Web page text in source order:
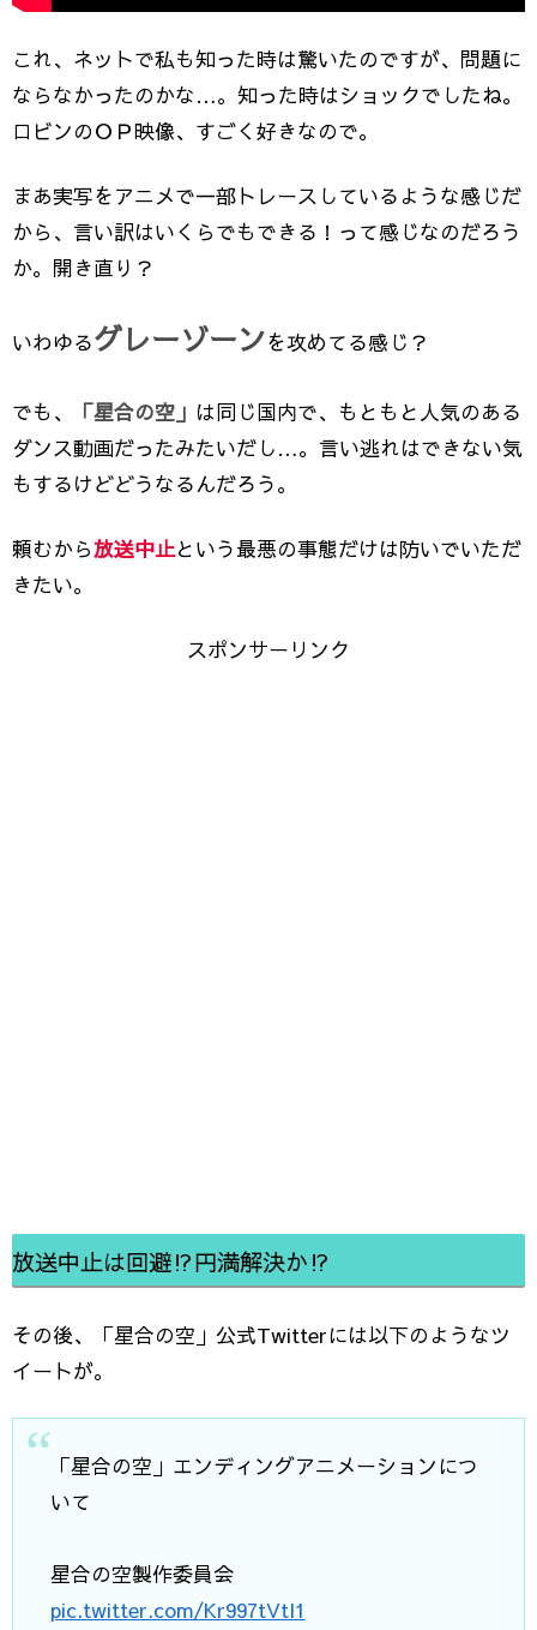
これ、ネットで私も知った時は驚いたのですが、問題に
ならなかったのかな…。知った時はショックでしたね。
ロビンのＯＰ映像、すごく好きなので。
まあ実写をアニメで一部トレースしているような感じだ
から、言い訳はいくらでもできる！って感じなのだろう
か。開き直り？
いわゆるグレーゾーンを攻めてる感じ？
でも、 「星合の空」 は同じ国内で、もともと人気のある
ダンス動画だったみたいだし…。言い逃れはできない気
もするけどどうなるんだろう。
頼むから放送中止という最悪の事態だけは防いでいただ
きたい。
スポンサーリンク
放送中止は回避⁉円満解決か⁉
その後、「星合の空」公式Twitterには以下のようなツ
イートが。
「星合の空」エンディングアニメーションにつ
いて
星合の空製作委員会
pic.twitter.com/Kr997tVtI1